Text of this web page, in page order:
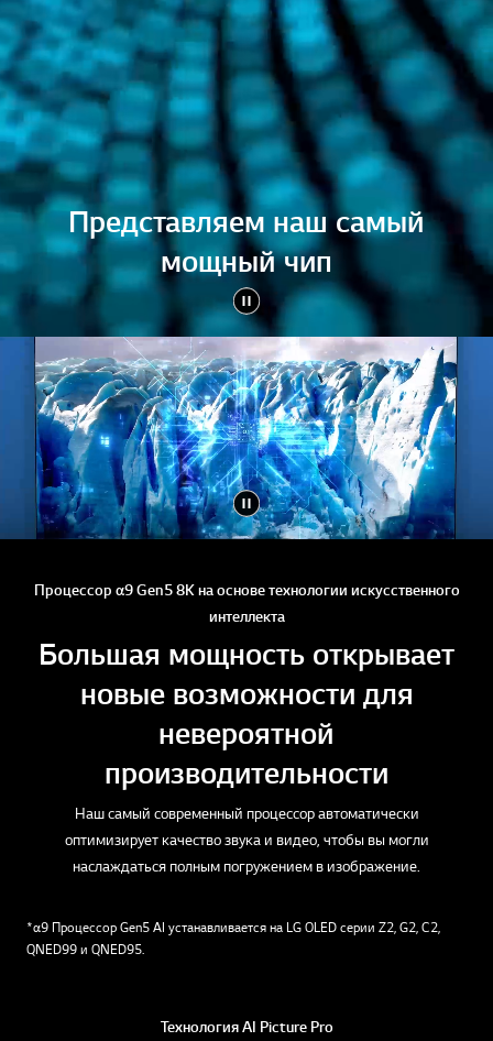
Представляем наш самый
мощный чип
Процессор α9 Gen5 8K на основе технологии искусственного
интеллекта
Большая мощность открывает
новые возможности для
невероятной
производительности
Наш самый современный процессор автоматически
оптимизирует качество звука и видео, чтобы вы могли
наслаждаться полным погружением в изображение.
*α9 Процессор Gen5 AI устанавливается на LG OLED серии Z2, G2, C2,
QNED99 и QNED95.
Технология AI Picture Pro